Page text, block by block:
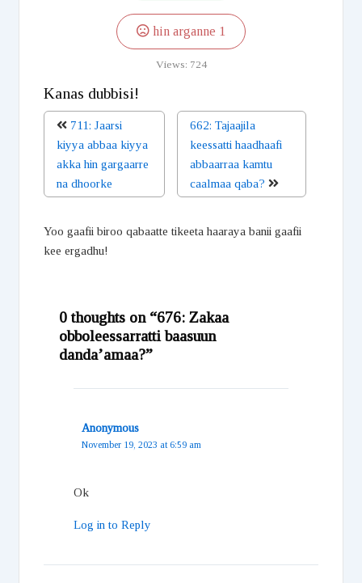
hin arganne 1
Views: 724
Kanas dubbisi!
711: Jaarsi
kiyya abbaa kiyya
akka hin gargaarre
na dhoorke
662: Tajaajila
keessatti haadhaafi
abbaarraa kamtu
caalmaa qaba?
Yoo gaafii biroo qabaatte tikeeta haaraya banii gaafii
kee ergadhu!
0 thoughts on “676: Zakaa
obboleessarratti baasuun
danda’amaa?”
Anonymous
November 19, 2023 at 6:59 am
Ok
Log in to Reply